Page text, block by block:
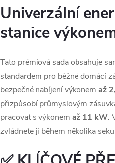
Univerzální
stanice
Tato prémiová sada obsahuje
standardem pro běžné domácí
bezpečné nabíjení výkonem až
přizpůsobí průmyslovým
pracovat s výkonem až 11 kW.
zvládnete ji během několika